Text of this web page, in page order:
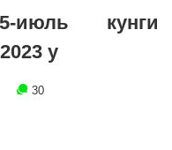
июль кунги
y
30